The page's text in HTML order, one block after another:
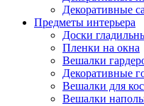
Декоративные
Предметы интерьера
Доски
Пленки на окна
Вешалки
Декоративные
Вешалки для
Вешалки